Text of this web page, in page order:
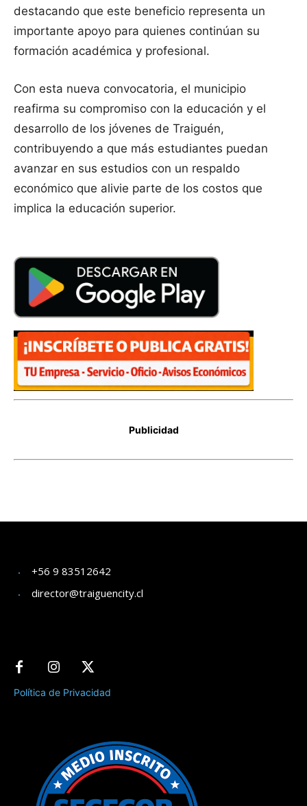
+56 9 83512642
director@traiguencity.cl
Política de Privacidad